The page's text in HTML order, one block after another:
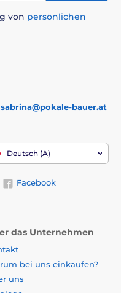
von persönlichen
sabrina@pokale-bauer.at
Deutsch (A)
Facebook
das Unternehmen
bei uns einkaufen?
uns